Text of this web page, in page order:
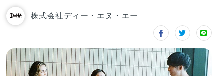
株式会社ディー・エヌ・エー